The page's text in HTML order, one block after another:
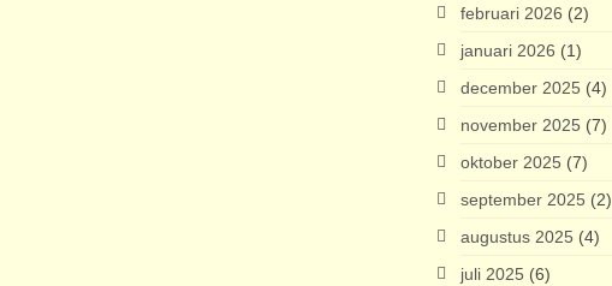
februari 2026 (2)
januari 2026 (1)
december 2025 (4)
november 2025 (7)
oktober 2025 (7)
september 2025 (2)
augustus 2025 (4)
juli 2025 (6)